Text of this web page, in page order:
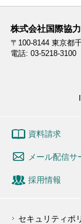
株式会社国際協
〒100-8144 東京都
電話: 03-5218-3100
資料請求
メール配信サ
採用情報
セキュリティポ